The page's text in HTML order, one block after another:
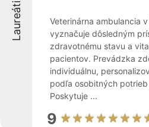
Laureáti
Veterinárna ambulancia
vyznačuje dôsledným
zdravotnému stavu a
pacientov. Prevádzka
individuálnu,
podľa osobitných
Poskytuje ...
9